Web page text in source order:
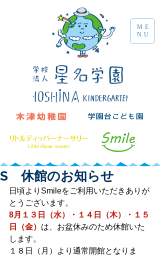
ME
NU
S 休館のお知らせ
日頃よりSmileをご利用いただきありが
とうございます。
8月１３日（水）・１４日（木）・１５
日（金） は、お盆休みのため休館いた
します。
１８日（月）より通常開館となりま